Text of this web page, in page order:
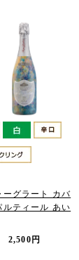
ーグラート カバ
ルティール あい
2,500円